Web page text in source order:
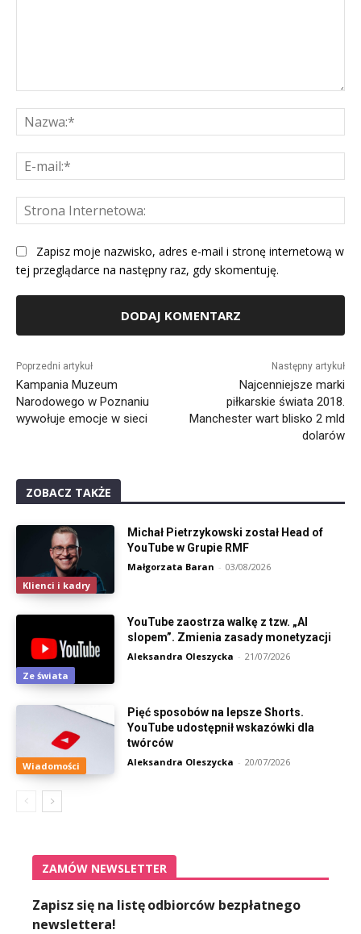
Zapisz moje nazwisko, adres e-mail i stronę internetową w
tej przeglądarce na następny raz, gdy skomentuję.
Poprzedni artykuł
Kampania Muzeum
Narodowego w Poznaniu
wywołuje emocje w sieci
Następny artykuł
Najcenniejsze marki
piłkarskie świata 2018.
Manchester wart blisko 2 mld
dolarów
ZOBACZ TAKŻE
Klienci i kadry
Michał Pietrzykowski został Head of
YouTube w Grupie RMF
Małgorzata Baran - 03/08/2026
Ze świata
YouTube zaostrza walkę z tzw. „AI
slopem”. Zmienia zasady monetyzacji
Aleksandra Oleszycka - 21/07/2026
Wiadomości
Pięć sposobów na lepsze Shorts.
YouTube udostępnił wskazówki dla
twórców
Aleksandra Oleszycka - 20/07/2026
ZAMÓW NEWSLETTER
Zapisz się na listę odbiorców bezpłatnego
newslettera!